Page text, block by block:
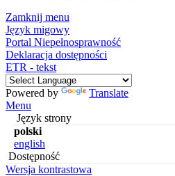
Zamknij menu
Język migowy
Portal Niepełnosprawność
Deklaracja dostępności
ETR - tekst
Powered by
Translate
Menu
Język strony
polski
english
Dostępność
Wersja kontrastowa